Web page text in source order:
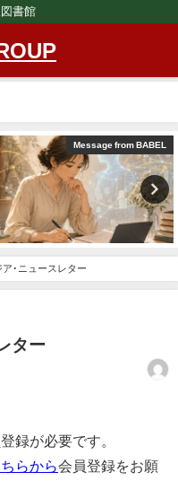
書館
Message from BABEL
･ニュースレター
ター
録が必要です。
ちらから会員登録をお願